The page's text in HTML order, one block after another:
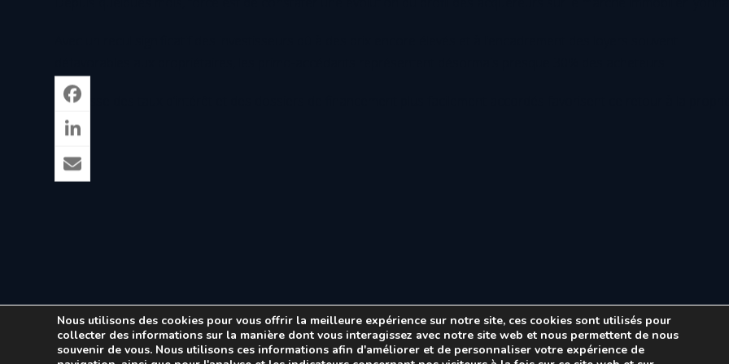
Le baisse des taux d’intérêt et des dossiers de financement plus facilement accordés favorisent ce retour à la
Nous utilisons des cookies pour vous offrir la meilleure expérience sur notre site, ces cookies sont utilisés pour
collecter des informations sur la manière dont vous interagissez avec notre site web et nous permettent de nous
souvenir de vous. Nous utilisons ces informations afin d'améliorer et de personnaliser votre expérience de